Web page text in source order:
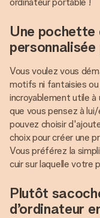
Une
Vous voulez vous
motifs ni fantaisies
incroyablement utile
que vous pensez à
pouvez choisir
choix pour créer une
Vous préférez la
cuir sur laquelle votre
Plutôt
d’ordinateur